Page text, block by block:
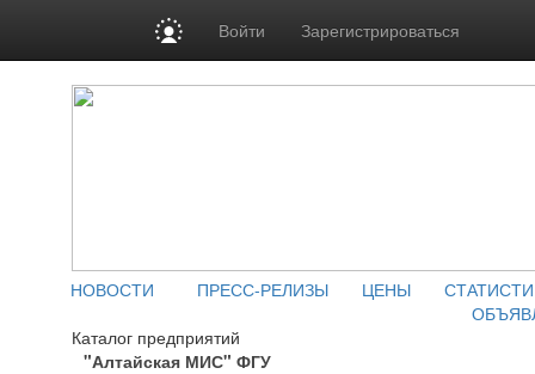
Войти Зарегистрироваться
НОВОСТИ ПРЕСС-РЕЛИЗЫ ЦЕНЫ
Каталог предприятий
"Алтайская МИС" ФГУ